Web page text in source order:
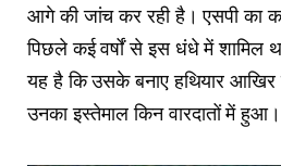
आगे की जांच कर रही है। एसपी का
पिछले कई वर्षों से इस धंधे में शामिल
यह है कि उसके बनाए हथियार
उनका इस्तेमाल किन वारदातों में हुआ।